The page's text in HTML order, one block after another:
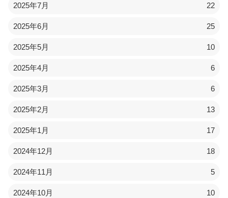
2025年7月 22
2025年6月 25
2025年5月 10
2025年4月 6
2025年3月 6
2025年2月 13
2025年1月 17
2024年12月 18
2024年11月 5
2024年10月 10